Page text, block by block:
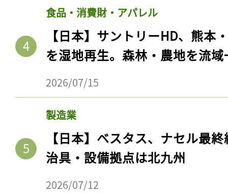
食品・消費財・アパレル
【日本】サントリーHD、熊本
を湿地再生。森林・農地を流
2026/07/15
製造業
【日本】ベスタス、ナセル最
治具・設備拠点は北九州
2026/07/12